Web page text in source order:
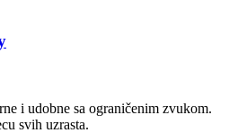
i udobne sa ograničenim zvukom.
svih uzrasta.